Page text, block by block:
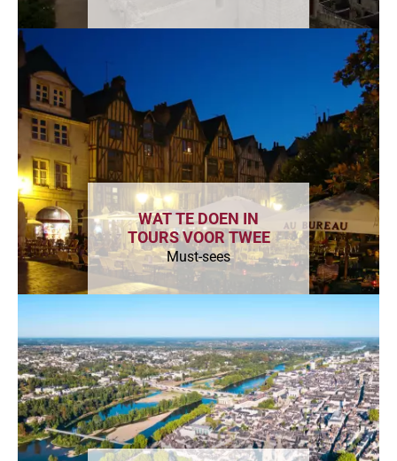
WAT TE DOEN IN
TOURS VOOR TWEE
Must-sees